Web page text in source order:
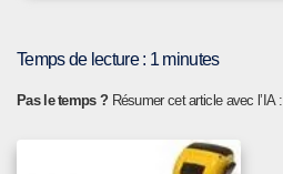
Temps de lecture : 1 minutes
Pas le temps ? Résumer cet article avec l’IA :